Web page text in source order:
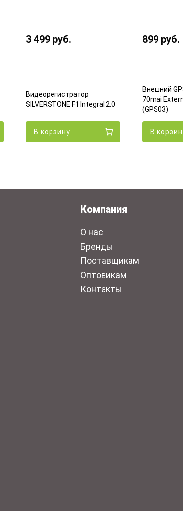
3 499 руб.
Видеорегистратор
SILVERSTONE F1 Integral 2.0
В корзину
899 руб.
Внешний
70mai
(GPS03)
В
Компания
О нас
Бренды
Поставщикам
Оптовикам
Контакты